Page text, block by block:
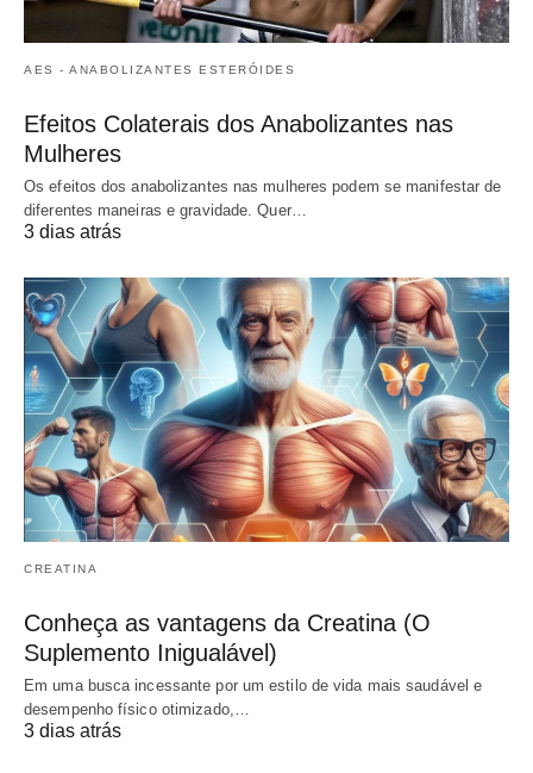
AES - ANABOLIZANTES ESTERÓIDES
Efeitos Colaterais dos Anabolizantes nas
Mulheres
Os efeitos dos anabolizantes nas mulheres podem se manifestar de
diferentes maneiras e gravidade. Quer…
3 dias atrás
CREATINA
Conheça as vantagens da Creatina (O
Suplemento Inigualável)
Em uma busca incessante por um estilo de vida mais saudável e
desempenho físico otimizado,…
3 dias atrás